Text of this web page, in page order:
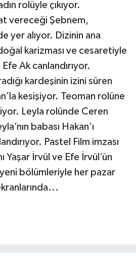
rolüyle çıkıyor.
vereceği Şebnem,
yer alıyor. Dizinin ana
karizması ve cesaretiyle
Ak canlandırıyor.
kardeşinin izini süren
kesişiyor. Teoman rolüne
Leyla rolünde Ceren
babası Hakan’ı
Pastel Film imzası
Yaşar İrvül ve Efe İrvül’ün
bölümleriyle her pazar